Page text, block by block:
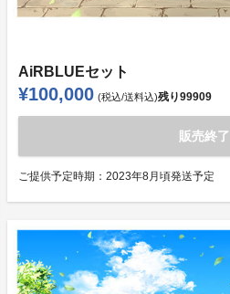
AiRBLUEセット
¥100,000 (税込/送料込)残り99909
販売終了
ご提供予定時期： 2023年8月頃発送予定